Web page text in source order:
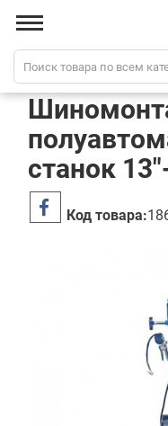
станок
Код товара: